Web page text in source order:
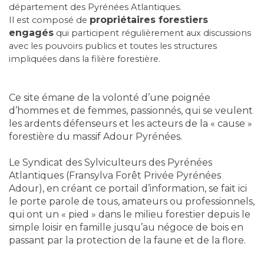
département des Pyrénées Atlantiques.
Il est composé de propriétaires forestiers
engagés qui participent régulièrement aux discussions
avec les pouvoirs publics et toutes les structures
impliquées dans la filière forestière.
Ce site émane de la volonté d’une poignée
d’hommes et de femmes, passionnés, qui se veulent
les ardents défenseurs et les acteurs de la « cause »
forestière du massif Adour Pyrénées.
Le Syndicat des Sylviculteurs des Pyrénées
Atlantiques (Fransylva Forêt Privée Pyrénées
Adour), en créant ce portail d’information, se fait ici
le porte parole de tous, amateurs ou professionnels,
qui ont un « pied » dans le milieu forestier depuis le
simple loisir en famille jusqu’au négoce de bois en
passant par la protection de la faune et de la flore.